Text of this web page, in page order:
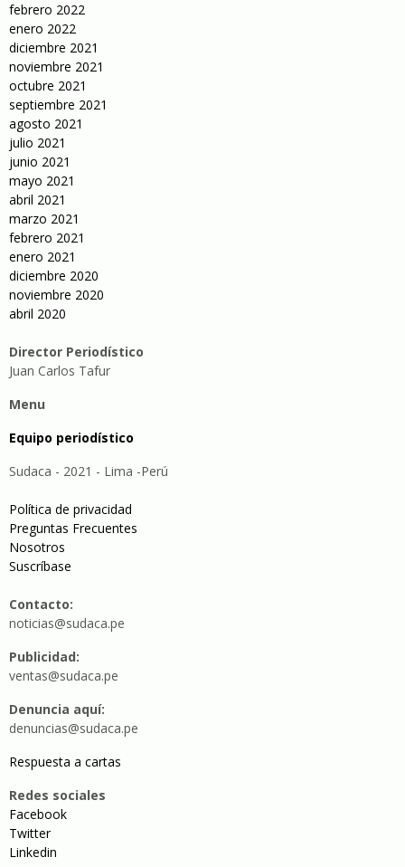
febrero 2022
enero 2022
diciembre 2021
noviembre 2021
octubre 2021
septiembre 2021
agosto 2021
julio 2021
junio 2021
mayo 2021
abril 2021
marzo 2021
febrero 2021
enero 2021
diciembre 2020
noviembre 2020
abril 2020
Director Periodístico
Juan Carlos Tafur
Menu
Equipo periodístico
Sudaca - 2021 - Lima -Perú
Política de privacidad
Preguntas Frecuentes
Nosotros
Suscríbase
Contacto:
noticias@sudaca.pe
Publicidad:
ventas@sudaca.pe
Denuncia aquí:
denuncias@sudaca.pe
Respuesta a cartas
Redes sociales
Facebook
Twitter
Linkedin